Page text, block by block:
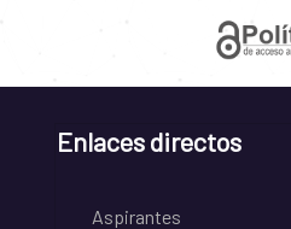
Enlaces directos
Aspirantes